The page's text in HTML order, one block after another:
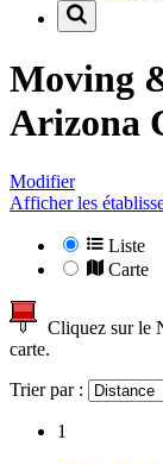
Moving
Arizona
Modifier
Afficher les
Liste
Carte
Cliquez sur le
carte.
Trier par :
1